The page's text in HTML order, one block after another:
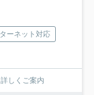
ーネット対応
しくご案内